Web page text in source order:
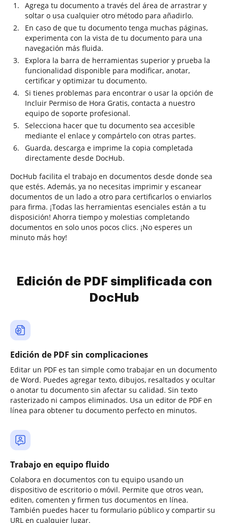
Agrega tu documento a través del área de arrastrar y
soltar o usa cualquier otro método para añadirlo.
En caso de que tu documento tenga muchas páginas,
experimenta con la vista de tu documento para una
navegación más fluida.
Explora la barra de herramientas superior y prueba la
funcionalidad disponible para modificar, anotar,
certificar y optimizar tu documento.
Si tienes problemas para encontrar o usar la opción de
Incluir Permiso de Hora Gratis, contacta a nuestro
equipo de soporte profesional.
Selecciona hacer que tu documento sea accesible
mediante el enlace y compártelo con otras partes.
Guarda, descarga e imprime la copia completada
directamente desde DocHub.
DocHub facilita el trabajo en documentos desde donde sea
que estés. Además, ya no necesitas imprimir y escanear
documentos de un lado a otro para certificarlos o enviarlos
para firma. ¡Todas las herramientas esenciales están a tu
disposición! Ahorra tiempo y molestias completando
documentos en solo unos pocos clics. ¡No esperes un
minuto más hoy!
Edición de PDF simplificada con
DocHub
Edición de PDF sin complicaciones
Editar un PDF es tan simple como trabajar en un documento
de Word. Puedes agregar texto, dibujos, resaltados y ocultar
o anotar tu documento sin afectar su calidad. Sin texto
rasterizado ni campos eliminados. Usa un editor de PDF en
línea para obtener tu documento perfecto en minutos.
Trabajo en equipo fluido
Colabora en documentos con tu equipo usando un
dispositivo de escritorio o móvil. Permite que otros vean,
editen, comenten y firmen tus documentos en línea.
También puedes hacer tu formulario público y compartir su
URL en cualquier lugar.